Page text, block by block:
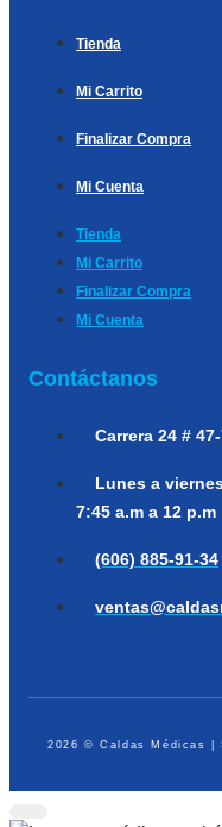
Tienda
Mi Carrito
Finalizar Compra
Mi Cuenta
Tienda
Mi Carrito
Finalizar Compra
Mi Cuenta
Contáctanos
Carrera 24 #
Lunes a
7:45 a.m a 12 p.m
(606) 885-91-34
2026 © Caldas Médicas |